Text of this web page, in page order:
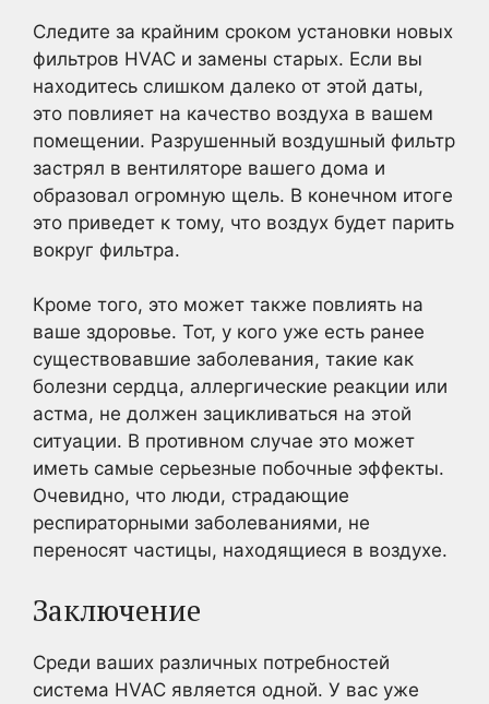
Следите за крайним сроком установки новых
фильтров HVAC и замены старых. Если вы
находитесь слишком далеко от этой даты,
это повлияет на качество воздуха в вашем
помещении. Разрушенный воздушный фильтр
застрял в вентиляторе вашего дома и
образовал огромную щель. В конечном итоге
это приведет к тому, что воздух будет парить
вокруг фильтра.
Кроме того, это может также повлиять на
ваше здоровье. Тот, у кого уже есть ранее
существовавшие заболевания, такие как
болезни сердца, аллергические реакции или
астма, не должен зацикливаться на этой
ситуации. В противном случае это может
иметь самые серьезные побочные эффекты.
Очевидно, что люди, страдающие
респираторными заболеваниями, не
переносят частицы, находящиеся в воздухе.
Заключение
Среди ваших различных потребностей
система HVAC является одной. У вас уже